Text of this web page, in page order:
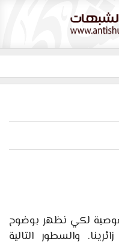
لكي نظهر بوضوح
والسطور التالية